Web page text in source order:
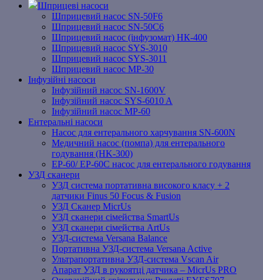
Шприцеві насоси
Шприцевий насос SN-50F6
Шприцевий насос SN-50C6
Шприцевий насос (інфузомат) НК-400
Шприцевий насос SYS-3010
Шприцевий насос SYS-3011
Шприцевий насос MP-30
Інфузійні насоси
Інфузійний насос SN-1600V
Інфузійний насос SYS-6010 A
Інфузійний насос MP-60
Ентеральні насоси
Насос для ентерального харчування SN-600N
Медичний насос (помпа) для ентерального
годування (HK-300)
EP-60/ EP-60C насос для ентерального годування
УЗД сканери
УЗД система портативна високого класу + 2
датчики Finus 50 Focus & Fusion
УЗД Сканер MicrUs
УЗД сканери сімейства SmartUs
УЗД сканери сімейства ArtUs
УЗД-система Versana Balance
Портативна УЗД-система Versana Active
Ультрапортативна УЗД-система Vscan Air
Апарат УЗД в рукоятці датчика – MicrUs PRO